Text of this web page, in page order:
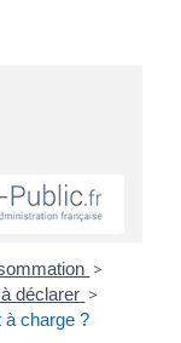
>
déclarer >
à charge ?